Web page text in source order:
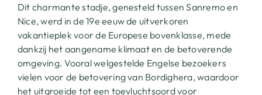
Dit charmante stadje, genesteld tussen Sanremo en
Nice, werd in de 19e eeuw de uitverkoren
vakantieplek voor de Europese bovenklasse, mede
dankzij het aangename klimaat en de betoverende
omgeving. Vooral welgestelde Engelse bezoekers
vielen voor de betovering van Bordighera, waardoor
het uitgroeide tot een toevluchtsoord voor